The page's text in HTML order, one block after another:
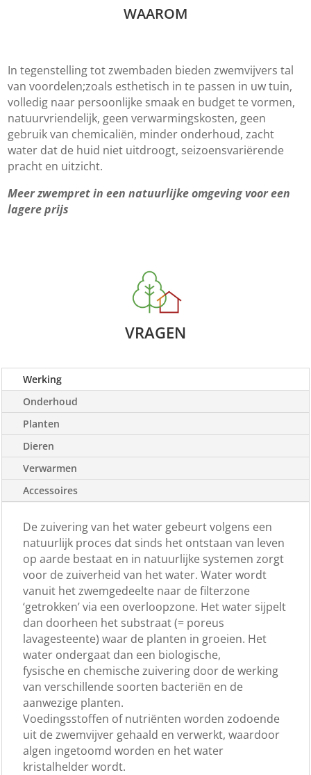
WAAROM
In tegenstelling tot zwembaden bieden zwemvijvers tal
van voordelen;zoals esthetisch in te passen in uw tuin,
volledig naar persoonlijke smaak en budget te vormen,
natuurvriendelijk, geen verwarmingskosten, geen
gebruik van chemicaliën, minder onderhoud, zacht
water dat de huid niet uitdroogt, seizoensvariërende
pracht en uitzicht.
Meer zwempret in een natuurlijke omgeving voor een
lagere prijs
VRAGEN
Werking
Onderhoud
Planten
Dieren
Verwarmen
Accessoires
De zuivering van het water gebeurt volgens een
natuurlijk proces dat sinds het ontstaan van leven
op aarde bestaat en in natuurlijke systemen zorgt
voor de zuiverheid van het water. Water wordt
vanuit het zwemgedeelte naar de filterzone
‘getrokken’ via een overloopzone. Het water sijpelt
dan doorheen het substraat (= poreus
lavagesteente) waar de planten in groeien. Het
water ondergaat dan een biologische,
fysische en chemische zuivering door de werking
van verschillende soorten bacteriën en de
aanwezige planten.
Voedingsstoffen of nutriënten worden zodoende
uit de zwemvijver gehaald en verwerkt, waardoor
algen ingetoomd worden en het water
kristalhelder wordt.